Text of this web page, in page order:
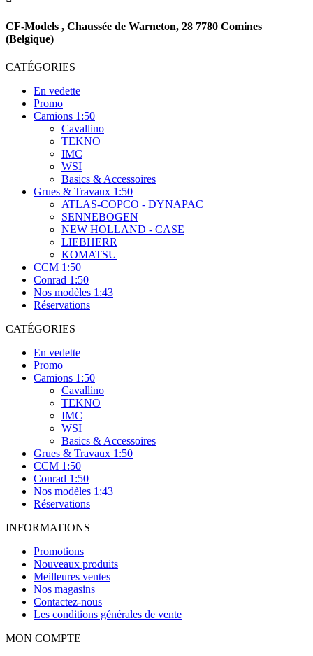
CF-Models , Chaussée de Warneton, 28 7780 Comines
(Belgique)
CATÉGORIES
En vedette
Promo
Camions 1:50
Cavallino
TEKNO
IMC
WSI
Basics & Accessoires
Grues & Travaux 1:50
ATLAS-COPCO - DYNAPAC
SENNEBOGEN
NEW HOLLAND - CASE
LIEBHERR
KOMATSU
CCM 1:50
Conrad 1:50
Nos modèles 1:43
Réservations
CATÉGORIES
En vedette
Promo
Camions 1:50
Cavallino
TEKNO
IMC
WSI
Basics & Accessoires
Grues & Travaux 1:50
CCM 1:50
Conrad 1:50
Nos modèles 1:43
Réservations
INFORMATIONS
Promotions
Nouveaux produits
Meilleures ventes
Nos magasins
Contactez-nous
Les conditions générales de vente
MON COMPTE